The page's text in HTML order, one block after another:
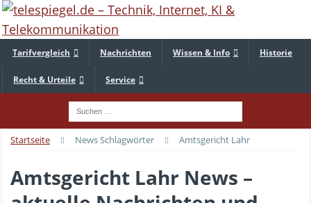
Tarifvergleich Nachrichten Wissen & Info Historie
Recht & Urteile Service
Startseite News Schlagwörter Amtsgericht Lahr
Amtsgericht Lahr News –